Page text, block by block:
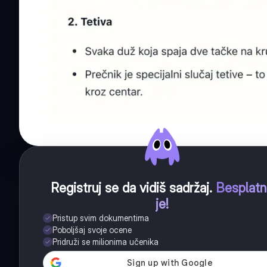
Registruj se da vidiš sadržaj.
je!
Pristup svim dokumentima
Poboljšaj svoje ocene
Pridruži se milionima učenika